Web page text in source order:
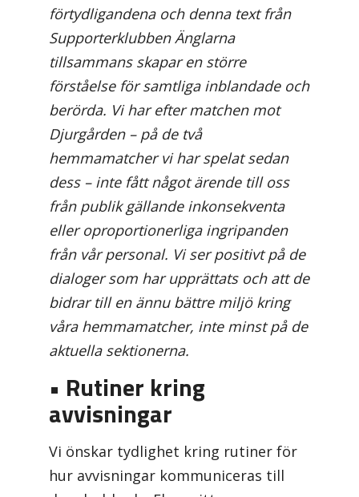
förtydligandena och denna text från
Supporterklubben Änglarna
tillsammans skapar en större
förståelse för samtliga inblandade och
berörda. Vi har efter matchen mot
Djurgården – på de två
hemmamatcher vi har spelat sedan
dess – inte fått något ärende till oss
från publik gällande inkonsekventa
eller oproportionerliga ingripanden
från vår personal. Vi ser positivt på de
dialoger som har upprättats och att de
bidrar till en ännu bättre miljö kring
våra hemmamatcher, inte minst på de
aktuella sektionerna.
• Rutiner kring
avvisningar
Vi önskar tydlighet kring rutiner för
hur avvisningar kommuniceras till